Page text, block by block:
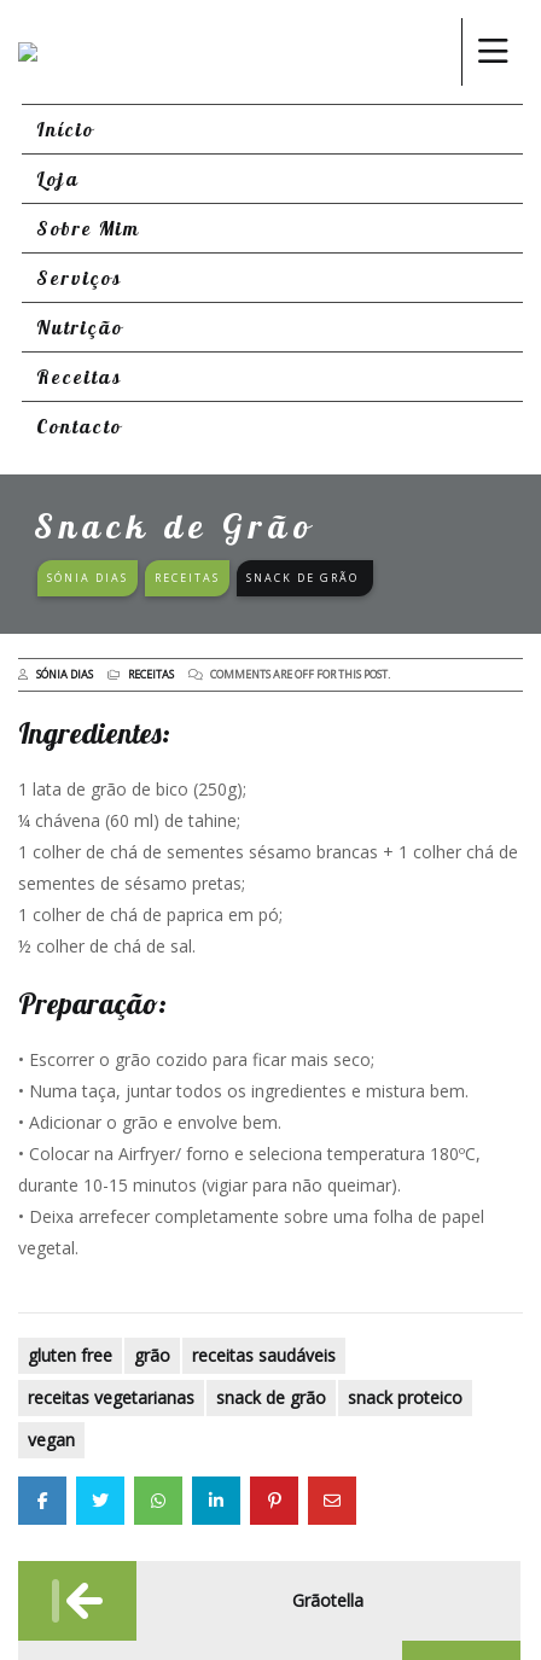
Início
Loja
Sobre Mim
Serviços
Nutrição
Receitas
Contacto
Snack de Grão
SÓNIA DIAS RECEITAS SNACK DE GRÃO
SÓNIA DIAS RECEITAS COMMENTS ARE OFF FOR THIS POST.
Ingredientes:
1 lata de grão de bico (250g);
¼ chávena (60 ml) de tahine;
1 colher de chá de sementes sésamo brancas + 1 colher chá de
sementes de sésamo pretas;
1 colher de chá de paprica em pó;
½ colher de chá de sal.
Preparação:
•⁠ Escorrer o grão cozido para ficar mais seco;
•⁠ Numa taça, juntar todos os ingredientes e mistura bem.
•⁠ Adicionar o grão e envolve bem.
•⁠ Colocar na Airfryer/ forno e seleciona temperatura 180ºC,
durante 10-15 minutos (vigiar para não queimar).
•⁠ Deixa arrefecer completamente sobre uma folha de papel
vegetal.
gluten free grão
receitas saudáveis
receitas vegetarianas
snack de grão
snack proteico
vegan
Post
navigation
Grãotella